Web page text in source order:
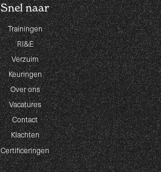
Snel naar
Trainingen
RI&E
Verzuim
Keuringen
Over ons
Vacatures
Contact
Klachten
Certificeringen